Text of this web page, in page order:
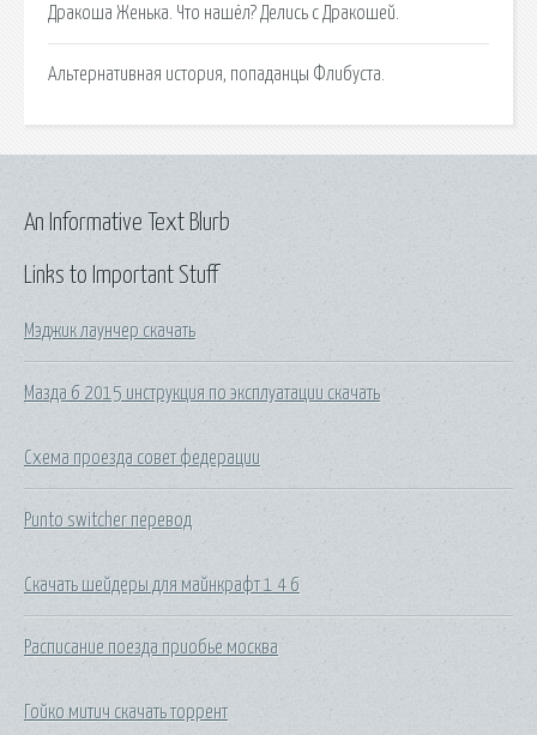
Дракоша Женька. Что нашёл? Делись с Дракошей.
Альтернативная история, попаданцы Флибуста.
Links to Important Stuff
Мэджик лаунчер скачать
Мазда 6 2015 инструкция по эксплуатации скачать
Схема проезда совет федерации
Punto switcher перевод
Скачать шейдеры для майнкрафт 1 4 6
Расписание поезда приобье москва
Гойко митич скачать торрент
An Informative Text Blurb